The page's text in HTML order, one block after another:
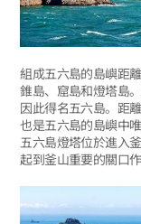
組成五六島的島嶼距
錐島、窟島和燈塔島
因此得名五六島。距
也是五六島的島嶼中
五六島燈塔位於進入
起到釜山重要的關口作